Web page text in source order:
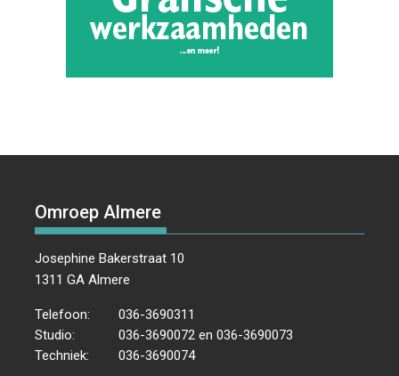
Omroep Almere
Josephine Bakerstraat 10
1311 GA Almere
Telefoon:
036-3690311
Studio:
036-3690072 en 036-3690073
Techniek:
036-3690074